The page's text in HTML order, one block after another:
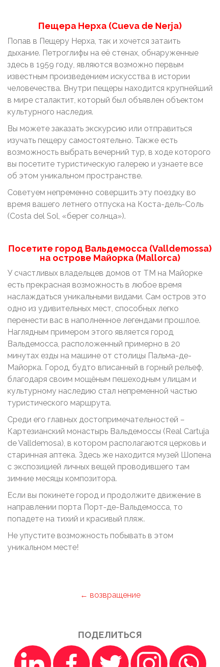
Пещера Нерха (Cueva de Nerja)
Попав в Пещеру Нерха, так и хочется затаить
дыхание. Петроглифы на её стенах, обнаруженные
здесь в 1959 году, являются возможно первым
известным произведением искусства в истории
человечества. Внутри пещеры находится крупнейший
в мире сталактит, который был объявлен объектом
культурного наследия.
Вы можете заказать экскурсию или отправиться
изучать пещеру самостоятельно. Также есть
возможность выбрать вечерний тур, в ходе которого
вы посетите туристическую галерею и узнаете все
об этом уникальном пространстве.
Советуем непременно совершить эту поездку во
время вашего летнего отпуска на Коста-дель-Соль
(Costa del Sol, «берег солнца»).
Посетите город Вальдемосса (Valldemossa)
на острове Майорка (Mallorca)
У счастливых владельцев домов от ТМ на Майорке
есть прекрасная возможность в любое время
наслаждаться уникальными видами. Сам остров это
одно из удивительных мест, способных легко
перенести вас в наполненное легендами прошлое.
Наглядным примером этого является город
Вальдемосса, расположенный примерно в 20
минутах езды на машине от столицы Пальма-де-
Майорка. Город, будто вписанный в горный рельеф,
благодаря своим мощёным пешеходным улицам и
культурному наследию стал непременной частью
туристического маршрута.
Среди его главных достопримечательностей –
Картезианский монастырь Вальдемоссы (Real Cartuja
de Valldemosa), в котором располагаются церковь и
старинная аптека. Здесь же находится музей Шопена
с экспозицией личных вещей проводившего там
зимние месяцы композитора.
Если вы покинете город и продолжите движение в
направлении порта Порт-де-Вальдемосса, то
попадете на тихий и красивый пляж.
Не упустите возможность побывать в этом
уникальном месте!
← возвращение
ПОДЕЛИТЬСЯ